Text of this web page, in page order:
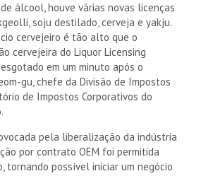
álcool, houve várias novas licenças
soju destilado, cerveja e yakju.
cervejeiro é tão alto que o
cervejeira do Liquor Licensing
em um minuto após o
gu, chefe da Divisão de Impostos
de Impostos Corporativos do
pela liberalização da indústria
por contrato OEM foi permitida
tornando possível iniciar um negócio